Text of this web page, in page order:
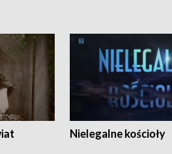
Nielegalne kościoły